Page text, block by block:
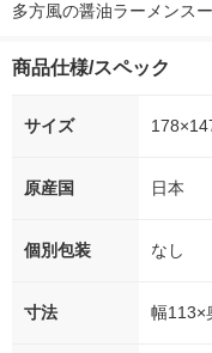
多方風の醤油ラーメンス
商品仕様/スペック
サイズ
原産国 日本
個別包装 なし
寸法 幅113×